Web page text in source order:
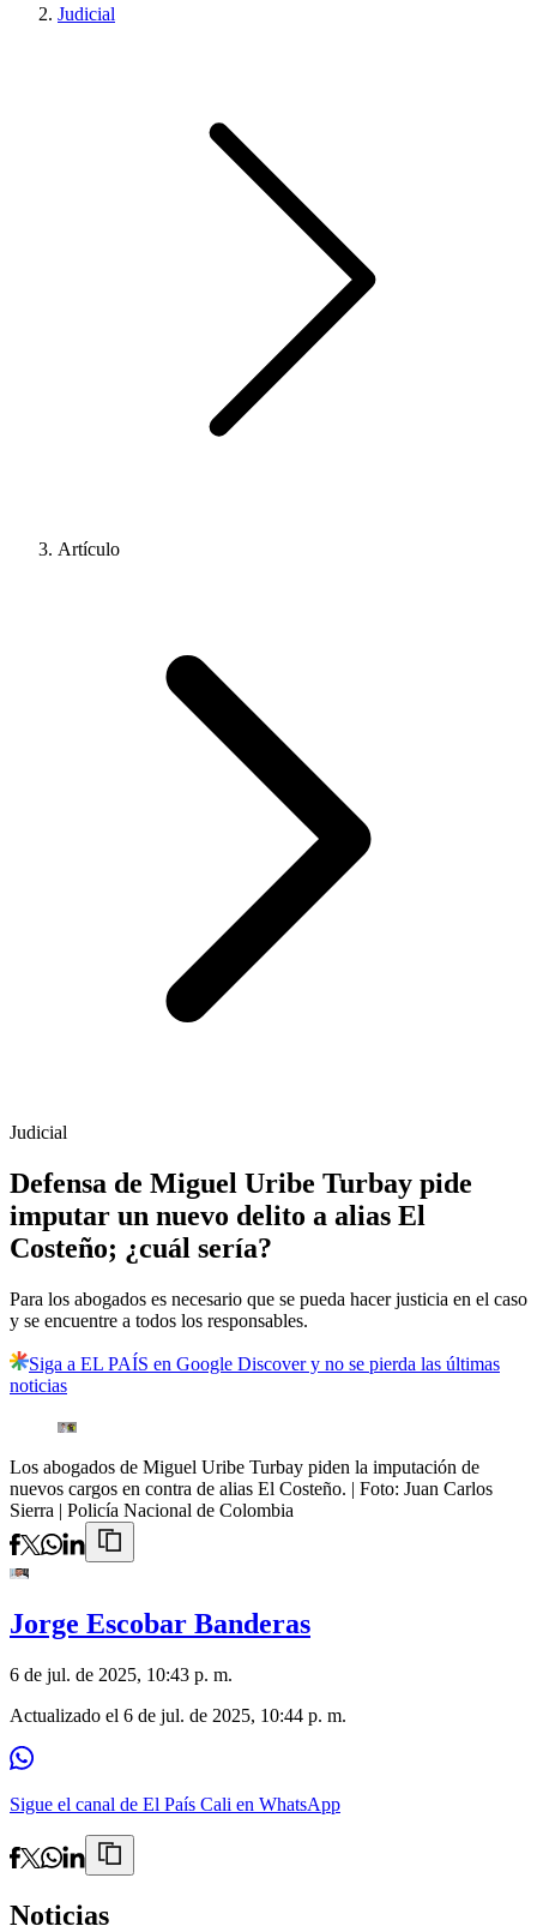
Judicial
Artículo
Judicial
Defensa de Miguel Uribe Turbay pide
imputar un nuevo delito a alias El
Costeño; ¿cuál sería?
Para los abogados es necesario que se pueda hacer justicia en el caso
y se encuentre a todos los responsables.
Siga a EL PAÍS en Google Discover y no se pierda las últimas
noticias
Los abogados de Miguel Uribe Turbay piden la imputación de
nuevos cargos en contra de alias El Costeño. | Foto: Juan Carlos
Sierra | Policía Nacional de Colombia
Jorge Escobar Banderas
6 de jul. de 2025, 10:43 p. m.
Actualizado el 6 de jul. de 2025, 10:44 p. m.
Sigue el canal de El País Cali en WhatsApp
Noticias